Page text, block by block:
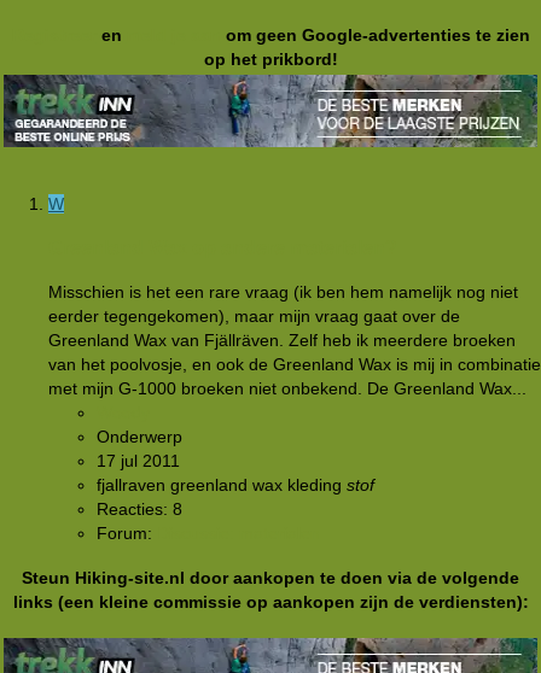
en
om geen Google-advertenties te zien
op het prikbord!
W
Misschien is het een rare vraag (ik ben hem namelijk nog niet
eerder tegengekomen), maar mijn vraag gaat over de
Greenland Wax van Fjällräven. Zelf heb ik meerdere broeken
van het poolvosje, en ook de Greenland Wax is mij in combinatie
met mijn G-1000 broeken niet onbekend. De Greenland Wax...
Onderwerp
17 jul 2011
fjallraven greenland wax kleding stof
Reacties: 8
Forum:
Steun Hiking-site.nl door aankopen te doen via de volgende
links (een kleine commissie op aankopen zijn de verdiensten):